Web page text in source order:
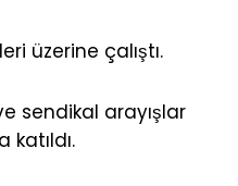
üzerine çalıştı.
sendikal arayışlar
katıldı.